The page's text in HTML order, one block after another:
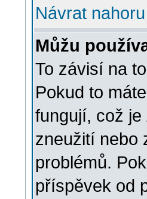
Návrat nahoru
Můžu
To závisí na
Pokud to
fungují, což je
zneužití nebo
problémů.
příspěvek od